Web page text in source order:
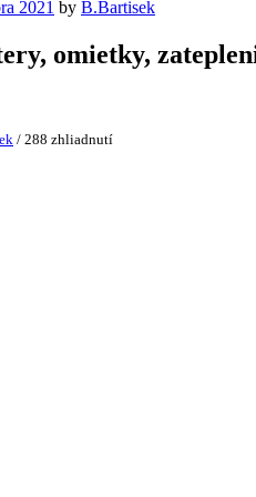
2021 by B.Bartisek
omietky,
/ 288 zhliadnutí